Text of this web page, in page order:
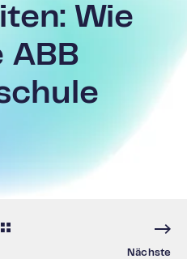
Wie
ABB
Nächste